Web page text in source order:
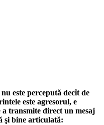
este percepută decît de
este agresorul, e
a transmite direct un mesaj
şi bine articulată: